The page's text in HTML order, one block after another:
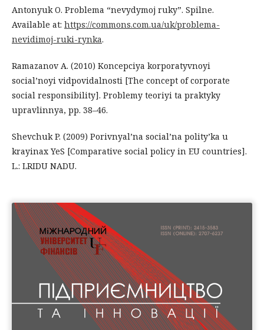
Antonyuk O. Problema “nevydymoj ruky”. Spilne.
Available at: https://commons.com.ua/uk/problema-
nevidimoj-ruki-rynka.
Ramazanov A. (2010) Koncepciya korporatyvnoyi
social’noyi vidpovidalnosti [The concept of corporate
social responsibility]. Problemy teoriyi ta praktyky
upravlinnya, pp. 38–46.
Shevchuk P. (2009) Porivnyal’na social’na polity’ka u
krayinax YeS [Comparative social policy in EU countries].
L.: LRIDU NADU.